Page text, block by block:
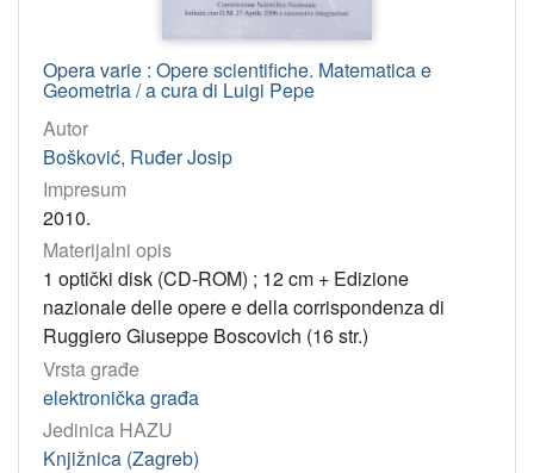
Opera varie : Opere scientifiche. Matematica e
Geometria / a cura di Luigi Pepe
Autor
Bošković, Ruđer Josip
Impresum
2010.
Materijalni opis
1 optički disk (CD-ROM) ; 12 cm + Edizione
nazionale delle opere e della corrispondenza di
Ruggiero Giuseppe Boscovich (16 str.)
Vrsta građe
elektronička građa
Jedinica HAZU
Knjižnica (Zagreb)